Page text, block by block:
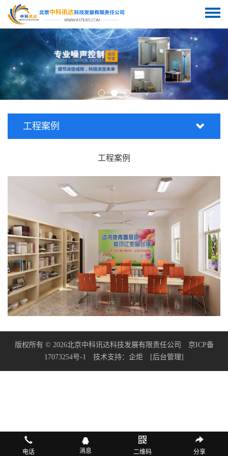
工程案例
工程案例
版权所有 © 2026北京中科讯达科技发展有限责任公司 京ICP备
17073254号-1
技术支持： 企炬 [后台管理]
电话 消息 二维码 分享